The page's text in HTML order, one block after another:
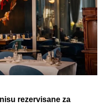
rezervisane za